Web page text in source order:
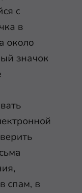
с
в
около
значок
спам, в